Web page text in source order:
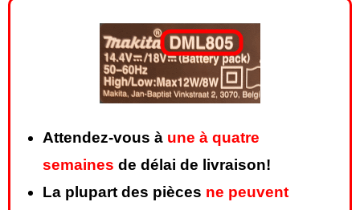
Attendez-vous à une à quatre
semaines de délai de livraison!
La plupart des pièces ne peuvent